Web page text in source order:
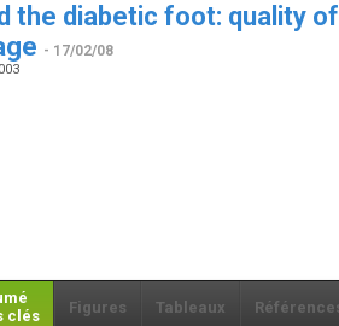
the diabetic foot: quality
- 17/02/08
clés
Figures Tableaux